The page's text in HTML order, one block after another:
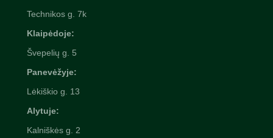
Technikos g. 7k
Klaipėdoje:
Švepelių g. 5
Panevėžyje:
Lėkiškio g. 13
Alytuje:
Kalniškės g. 2